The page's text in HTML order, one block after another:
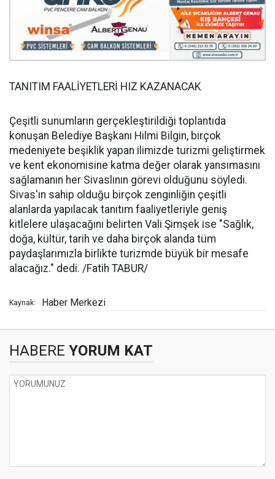
TANITIM FAALİYETLERİ HIZ KAZANACAK
Çeşitli sunumların gerçekleştirildiği toplantıda
konuşan Belediye Başkanı Hilmi Bilgin, birçok
medeniyete beşiklik yapan ilimizde turizmi geliştirmek
ve kent ekonomisine katma değer olarak yansımasını
sağlamanın her Sivaslının görevi olduğunu söyledi.
Sivas'ın sahip olduğu birçok zenginliğin çeşitli
alanlarda yapılacak tanıtım faaliyetleriyle geniş
kitlelere ulaşacağını belirten Vali Şimşek ise "Sağlık,
doğa, kültür, tarih ve daha birçok alanda tüm
paydaşlarımızla birlikte turizmde büyük bir mesafe
alacağız." dedi. /Fatih TABUR/
Kaynak: Haber Merkezi
HABERE YORUM KAT